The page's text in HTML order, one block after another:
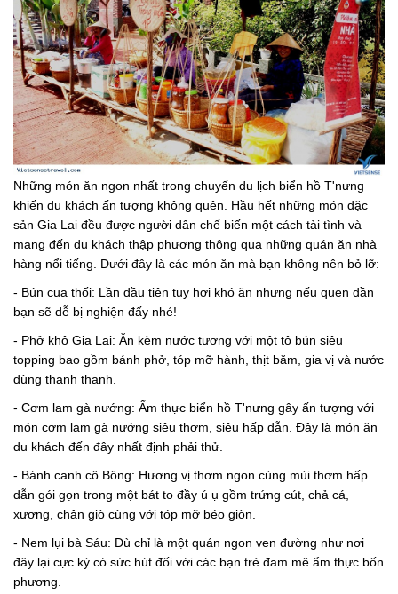
Những món ăn ngon nhất trong chuyến du lịch biển hồ T'nưng
khiến du khách ấn tượng không quên. Hầu hết những món đặc
sản Gia Lai đều được người dân chế biến một cách tài tình và
mang đến du khách thập phương thông qua những quán ăn nhà
hàng nổi tiếng. Dưới đây là các món ăn mà bạn không nên bỏ lỡ:
- Bún cua thối: Lần đầu tiên tuy hơi khó ăn nhưng nếu quen dần
bạn sẽ dễ bị nghiện đấy nhé!
- Phở khô Gia Lai: Ăn kèm nước tương với một tô bún siêu
topping bao gồm bánh phở, tóp mỡ hành, thịt băm, gia vị và nước
dùng thanh thanh.
- Cơm lam gà nướng: Ẩm thực biển hồ T'nưng gây ấn tượng với
món cơm lam gà nướng siêu thơm, siêu hấp dẫn. Đây là món ăn
du khách đến đây nhất định phải thử.
- Bánh canh cô Bông: Hương vị thơm ngon cùng mùi thơm hấp
dẫn gói gọn trong một bát to đầy ú ụ gồm trứng cút, chả cá,
xương, chân giò cùng với tóp mỡ béo giòn.
- Nem lụi bà Sáu: Dù chỉ là một quán ngon ven đường như nơi
đây lại cực kỳ có sức hút đối với các bạn trẻ đam mê ẩm thực bốn
phương.